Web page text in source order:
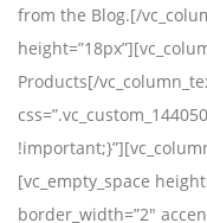
from the Blog.[/
Products[/
[vc_empty_space
border_width=”2″